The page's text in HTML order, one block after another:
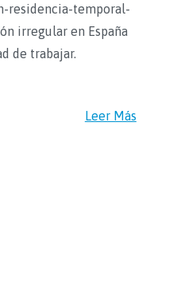
residencia-temporal-
irregular en España
de trabajar.
Leer Más